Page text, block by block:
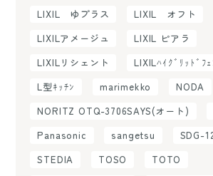
LIXIL ゆプラス
LIXIL オフト
LIXILアメージュ
LIXIL ピアラ
LIXILリシェント
LIXILﾊｲｸﾞﾘｯﾄﾞﾌ
L型ｷｯﾁﾝ
marimekko NODA
NORITZ OTQ-3706SAYS(オート)
Panasonic
sangetsu
SDG-
STEDIA
TOSO
TOTO